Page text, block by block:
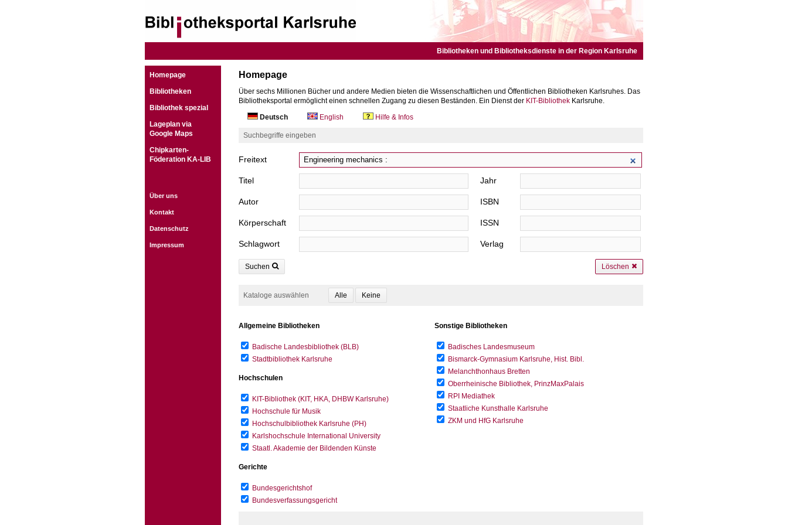
Bibliotheken und Bibliotheksdienste in der Region Karlsruhe
Homepage
Bibliotheken
Bibliothek spezial
Lageplan via
Google Maps
Chipkarten-
Föderation KA-LIB
Über uns
Kontakt
Datenschutz
Impressum
Homepage
Über sechs Millionen Bücher und andere Medien bieten die Wissenschaftlichen und Öffentlichen Bibliotheken Karlsruhes. Das
Bibliotheksportal ermöglicht einen schnellen Zugang zu diesen Beständen. Ein Dienst der KIT-Bibliothek Karlsruhe.
Deutsch
English Hilfe & Infos
Suchbegriffe eingeben
Freitext
Titel
Autor
Körperschaft
Schlagwort
Jahr
ISBN
ISSN
Verlag
Suchen Löschen
Kataloge auswählen
Allgemeine Bibliotheken
Badische Landesbibliothek (BLB)
Stadtbibliothek Karlsruhe
Hochschulen
KIT-Bibliothek (KIT, HKA, DHBW Karlsruhe)
Hochschule für Musik
Hochschulbibliothek Karlsruhe (PH)
Karlshochschule International University
Staatl. Akademie der Bildenden Künste
Gerichte
Bundesgerichtshof
Bundesverfassungsgericht
Sonstige Bibliotheken
Badisches Landesmuseum
Bismarck-Gymnasium Karlsruhe, Hist. Bibl.
Melanchthonhaus Bretten
Oberrheinische Bibliothek, PrinzMaxPalais
RPI Mediathek
Staatliche Kunsthalle Karlsruhe
ZKM und HfG Karlsruhe